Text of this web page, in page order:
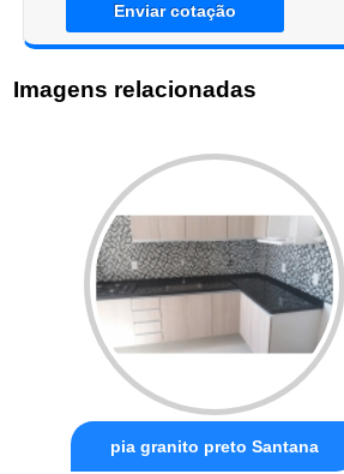
Enviar cotação
Imagens relacionadas
pia granito preto Santana